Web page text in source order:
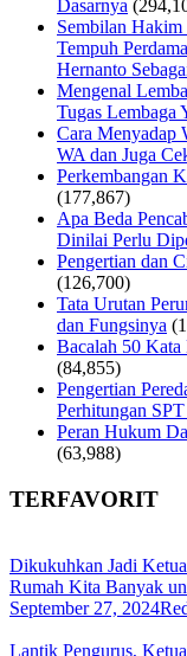
Dasarnya
Sembilan
Tempuh
Hernanto
Mengenal
Tugas Lembaga
Cara Menyadap
WA dan Juga
Perkembangan
(177,867)
Apa Beda
Dinilai Perlu
Pengertian dan
(126,700)
Tata Urutan
dan Fungsinya
Bacalah 50
(84,855)
Pengertian
Perhitungan
Peran Hukum
(63,988)
TERFAVORIT
Dikukuhkan Jadi
Rumah Kita Banyak
September 27, 2024
Lantik Pengurus,